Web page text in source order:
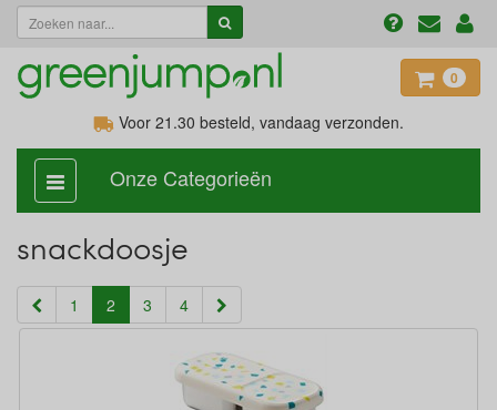
0
Voor 21.30 besteld, vandaag verzonden.
categorie
aan,
Onze Categorieën
snackdoosje
1 2 (current)
3 4